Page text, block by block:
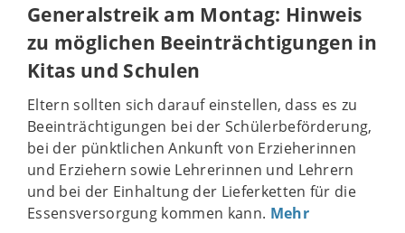
Generalstreik am Montag: Hinweis
zu möglichen Beeinträchtigungen in
Kitas und Schulen
Eltern sollten sich darauf einstellen, dass es zu
Beeinträchtigungen bei der Schülerbeförderung,
bei der pünktlichen Ankunft von Erzieherinnen
und Erziehern sowie Lehrerinnen und Lehrern
und bei der Einhaltung der Lieferketten für die
Essensversorgung kommen kann. Mehr